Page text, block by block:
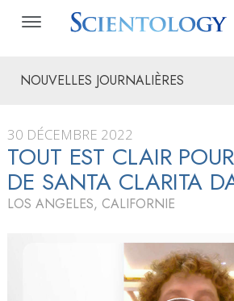
NOUVELLES JOURNALIÈRES
30 DÉCEMBRE 2022
TOUT EST CLAIR
DE SANTA CLARITA
LOS ANGELES, CALIFORNIE